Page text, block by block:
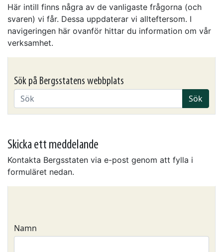
Här intill finns några av de vanligaste frågorna (och
svaren) vi får. Dessa uppdaterar vi allteftersom. I
navigeringen här ovanför hittar du information om vår
verksamhet.
Sök på Bergsstatens webbplats
Sök
Skicka ett meddelande
Kontakta Bergsstaten via e-post genom att fylla i
formuläret nedan.
Namn